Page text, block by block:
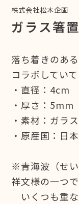
株式会社松本企画
ガラス箸
落ち着きのあ
コラボしてい
・直径：4cm
・厚さ：5mm
・素材：ガラス
・原産国：日本
※青海波（せ
祥文様の一つで
いくつも重